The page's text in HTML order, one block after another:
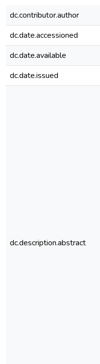
dc.contributor.author
dc.date.accessioned
dc.date.available
dc.date.issued
dc.description.abstract